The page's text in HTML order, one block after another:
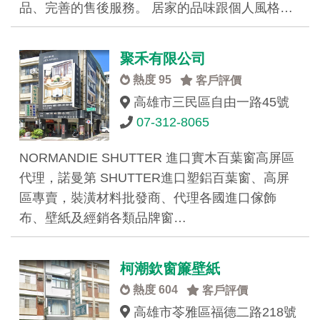
品、完善的售後服務。 居家的品味跟個人風格…
聚禾有限公司
熱度 95 客戶評價
高雄市三民區自由一路45號
07-312-8065
NORMANDIE SHUTTER 進口實木百葉窗高屏區
代理，諾曼第 SHUTTER進口塑鋁百葉窗、高屏
區專賣，裝潢材料批發商、代理各國進口傢飾
布、壁紙及經銷各類品牌窗…
柯潮欽窗簾壁紙
熱度 604 客戶評價
高雄市苓雅區福德二路218號